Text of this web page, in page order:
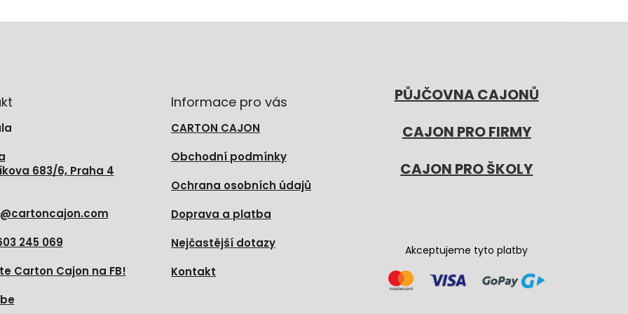
683/6, Praha 4
@cartoncajon.com
245 069
Carton Cajon na FB!
Informace pro vás
CARTON CAJON
Obchodní podmínky
Ochrana osobních údajů
Doprava a platba
Nejčastější dotazy
Kontakt
PŮJČOVNA CAJONŮ
CAJON PRO FIRMY
CAJON PRO ŠKOLY
Akceptujeme tyto platby